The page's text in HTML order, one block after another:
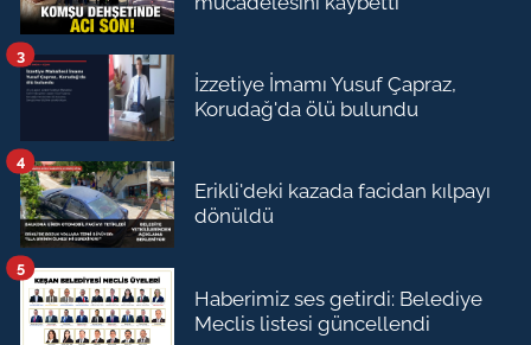
İzzetiye İmamı Yusuf Çapraz,
Korudağ'da ölü bulundu
3
Erikli'deki kazada facidan kılpayı
dönüldü
4
Haberimiz ses getirdi: Belediye
Meclis listesi güncellendi
5